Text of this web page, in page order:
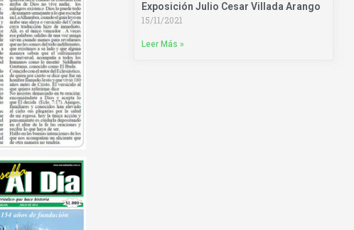
Exposición Julio Cesar Villada Arango
15/11/2021
Leer Más »